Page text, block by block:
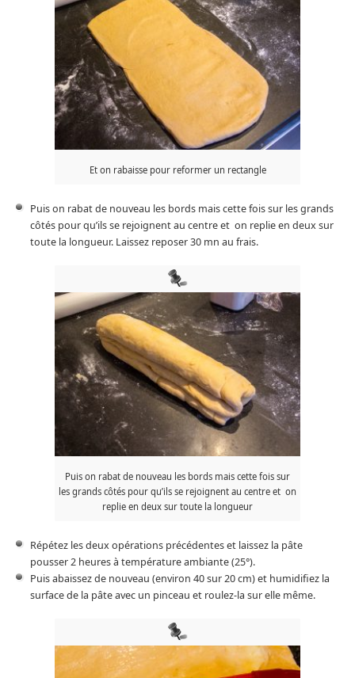
Et on rabaisse pour reformer un rectangle
Puis on rabat de nouveau les bords mais cette fois sur les grands
côtés pour qu’ils se rejoignent au centre et on replie en deux sur
toute la longueur. Laissez reposer 30 mn au frais.
Puis on rabat de nouveau les bords mais cette fois sur
les grands côtés pour qu’ils se rejoignent au centre et on
replie en deux sur toute la longueur
Répétez les deux opérations précédentes et laissez la pâte
pousser 2 heures à température ambiante (25°).
Puis abaissez de nouveau (environ 40 sur 20 cm) et humidifiez la
surface de la pâte avec un pinceau et roulez-la sur elle même.